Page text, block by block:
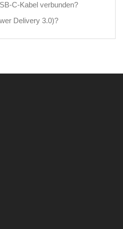
C-Kabel verbunden?
Delivery 3.0)?